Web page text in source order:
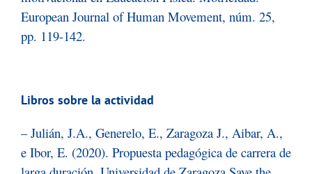
European Journal of Human Movement, núm. 25,
pp. 119-142.
Libros sobre la actividad
– Julián, J.A., Generelo, E., Zaragoza J., Aibar, A.,
e Ibor, E. (2020). Propuesta pedagógica de carrera de